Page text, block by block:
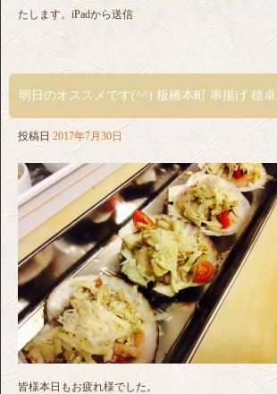
たします。iPadから送信
明日のオススメです(^^) 板橋本町 串揚げ 穂卓
投稿日 2017年7月30日
皆様本日もお疲れ様でした。